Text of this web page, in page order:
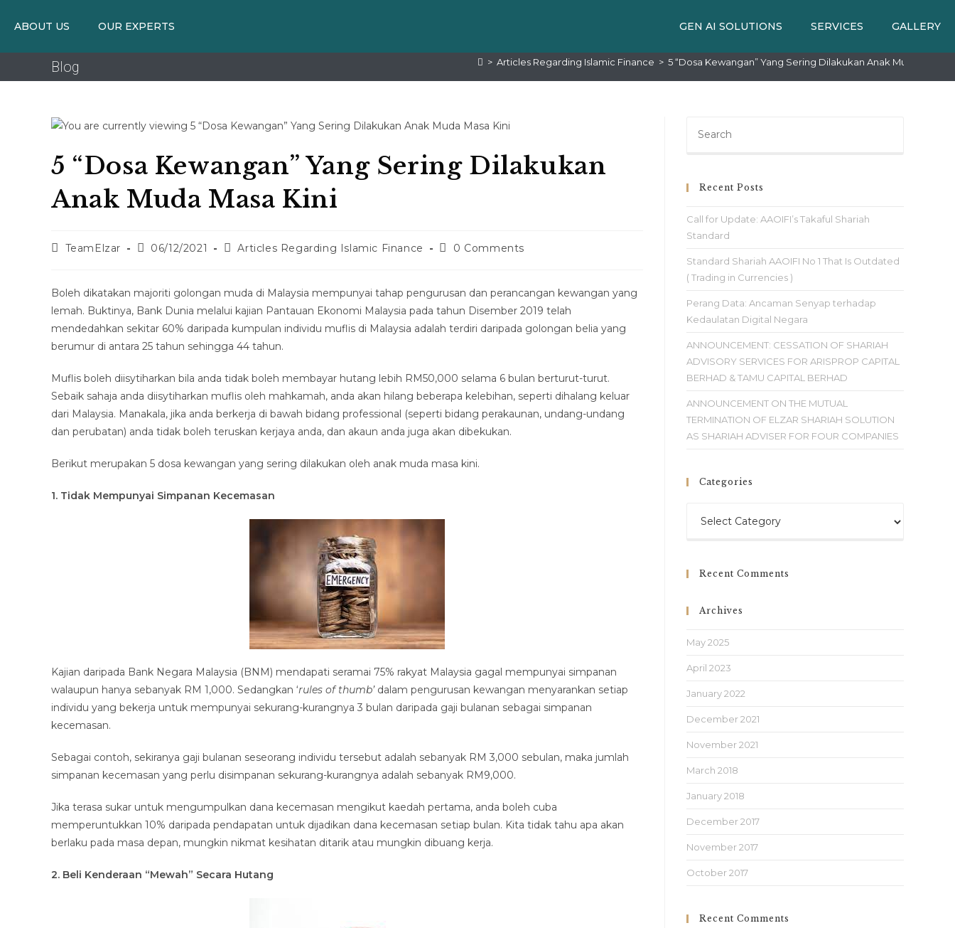
ABOUT US OUR EXPERTS GEN AI SOLUTIONS SERVICES GALLERY
Blog > Articles Regarding Islamic Finance > 5 “Dosa Kewangan” Yang Sering Dilakukan Anak Muda Masa
5 “Dosa Kewangan” Yang Sering Dilakukan
Anak Muda Masa Kini
TeamElzar 06/12/2021 Articles Regarding Islamic Finance 0 Comments
Boleh dikatakan majoriti golongan muda di Malaysia mempunyai tahap pengurusan dan perancangan kewangan yang
lemah. Buktinya, Bank Dunia melalui kajian Pantauan Ekonomi Malaysia pada tahun Disember 2019 telah
mendedahkan sekitar 60% daripada kumpulan individu muflis di Malaysia adalah terdiri daripada golongan belia yang
berumur di antara 25 tahun sehingga 44 tahun.
Muflis boleh diisytiharkan bila anda tidak boleh membayar hutang lebih RM50,000 selama 6 bulan berturut-turut.
Sebaik sahaja anda diisytiharkan muflis oleh mahkamah, anda akan hilang beberapa kelebihan, seperti dihalang keluar
dari Malaysia. Manakala, jika anda berkerja di bawah bidang professional (seperti bidang perakaunan, undang-undang
dan perubatan) anda tidak boleh teruskan kerjaya anda, dan akaun anda juga akan dibekukan.
Berikut merupakan 5 dosa kewangan yang sering dilakukan oleh anak muda masa kini.
1. Tidak Mempunyai Simpanan Kecemasan
Kajian daripada Bank Negara Malaysia (BNM) mendapati seramai 75% rakyat Malaysia gagal mempunyai simpanan
walaupun hanya sebanyak RM 1,000. Sedangkan ‘rules of thumb’dalam pengurusan kewangan menyarankan setiap
individu yang bekerja untuk mempunyai sekurang-kurangnya 3 bulan daripada gaji bulanan sebagai simpanan
kecemasan.
Sebagai contoh, sekiranya gaji bulanan seseorang individu tersebut adalah sebanyak RM 3,000 sebulan, maka jumlah
simpanan kecemasan yang perlu disimpanan sekurang-kurangnya adalah sebanyak RM9,000.
Jika terasa sukar untuk mengumpulkan dana kecemasan mengikut kaedah pertama, anda boleh cuba
memperuntukkan 10% daripada pendapatan untuk dijadikan dana kecemasan setiap bulan. Kita tidak tahu apa akan
berlaku pada masa depan, mungkin nikmat kesihatan ditarik atau mungkin dibuang kerja.
2. Beli Kenderaan “Mewah” Secara Hutang
Recent Posts
Call for Update: AAOIFI’s Takaful Shariah
Standard
Standard Shariah AAOIFI No 1 That Is Outdated
( Trading in Currencies )
Perang Data: Ancaman Senyap terhadap
Kedaulatan Digital Negara
ANNOUNCEMENT: CESSATION OF SHARIAH
ADVISORY SERVICES FOR ARISPROP CAPITAL
BERHAD & TAMU CAPITAL BERHAD
ANNOUNCEMENT ON THE MUTUAL
TERMINATION OF ELZAR SHARIAH SOLUTION
AS SHARIAH ADVISER FOR FOUR COMPANIES
Categories
Recent Comments
Archives
May 2025
April 2023
January 2022
December 2021
November 2021
March 2018
January 2018
December 2017
November 2017
October 2017
Recent Comments